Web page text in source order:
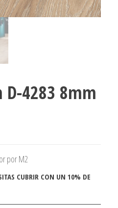
D-4283 8mm
por M2
CUBRIR CON UN 10% DE